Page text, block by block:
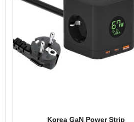
Korea GaN Power Strip